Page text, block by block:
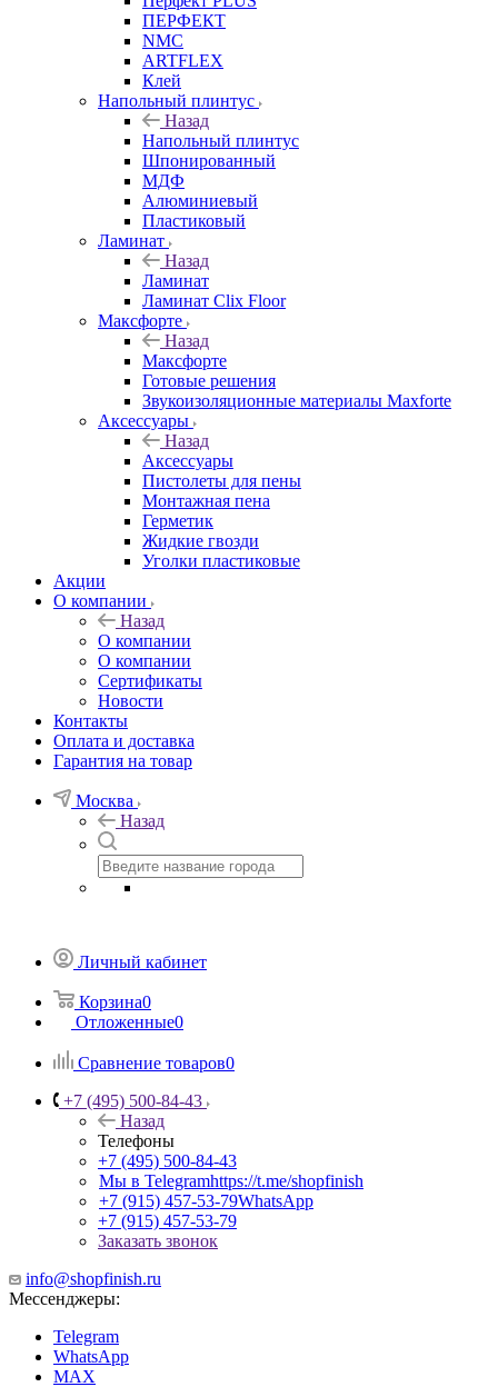
ПЕРФЕКТ
NMC
ARTFLEX
Клей
Напольный плинтус
Назад
Напольный плинтус
Шпонированный
МДФ
Алюминиевый
Пластиковый
Ламинат
Назад
Ламинат
Ламинат Clix Floor
Максфорте
Назад
Максфорте
Готовые решения
Звукоизоляционные материалы Maxforte
Аксессуары
Назад
Аксессуары
Пистолеты для пены
Монтажная пена
Герметик
Жидкие гвозди
Уголки пластиковые
Акции
О компании
Назад
О компании
О компании
Сертификаты
Новости
Контакты
Оплата и доставка
Гарантия на товар
Москва
Назад
Личный кабинет
Корзина0
Отложенные0
Сравнение товаров0
+7 (495) 500-84-43
Назад
Телефоны
+7 (495) 500-84-43
Мы в Telegramhttps://t.me/shopfinish
+7 (915) 457-53-79WhatsApp
+7 (915) 457-53-79
Заказать звонок
info@shopfinish.ru
Мессенджеры:
Telegram
WhatsApp
MAX